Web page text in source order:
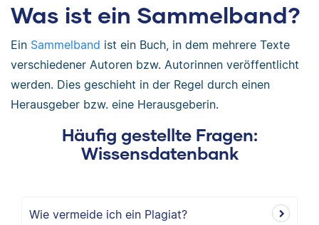
Was ist ein Sammelband?
Ein Sammelband ist ein Buch, in dem mehrere Texte
verschiedener Autoren bzw. Autorinnen veröffentlicht
werden. Dies geschieht in der Regel durch einen
Herausgeber bzw. eine Herausgeberin.
Häufig gestellte Fragen:
Wissensdatenbank
Wie vermeide ich ein Plagiat?